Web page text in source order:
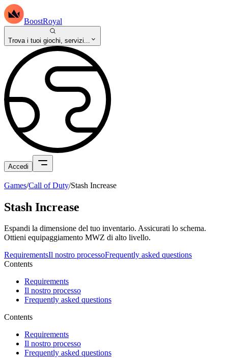
BoostRoyal
Trova i tuoi giochi, servizi...
Accedi
Games/Call of Duty/Stash Increase
Stash Increase
Espandi la dimensione del tuo inventario. Assicurati lo schema.
Ottieni equipaggiamento MWZ di alto livello.
RequirementsIl nostro processoFrequently asked questions
Contents
Requirements
Il nostro processo
Frequently asked questions
Contents
Requirements
Il nostro processo
Frequently asked questions